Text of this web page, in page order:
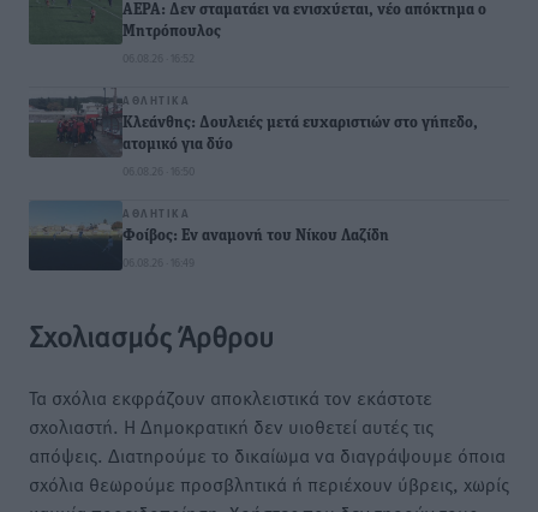
ΑΕΡΑ: Δεν σταματάει να ενισχύεται, νέο απόκτημα ο
Μητρόπουλος
06.08.26 · 16:52
ΑΘΛΗΤΙΚΆ
Κλεάνθης: Δουλειές μετά ευχαριστιών στο γήπεδο,
ατομικό για δύο
06.08.26 · 16:50
ΑΘΛΗΤΙΚΆ
Φοίβος: Εν αναμονή του Νίκου Λαζίδη
06.08.26 · 16:49
Σχολιασμός Άρθρου
Τα σχόλια εκφράζουν αποκλειστικά τον εκάστοτε
σχολιαστή. Η Δημοκρατική δεν υιοθετεί αυτές τις
απόψεις. Διατηρούμε το δικαίωμα να διαγράψουμε όποια
σχόλια θεωρούμε προσβλητικά ή περιέχουν ύβρεις, χωρίς